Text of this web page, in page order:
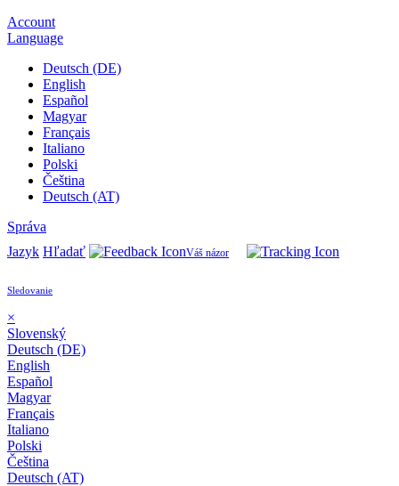
Account
Language
Deutsch (DE)
English
Español
Magyar
Français
Italiano
Polski
Čeština
Deutsch (AT)
Správa
Jazyk Hľadať Váš názor
Sledovanie
×
Slovenský
Deutsch (DE)
English
Español
Magyar
Français
Italiano
Polski
Čeština
Deutsch (AT)